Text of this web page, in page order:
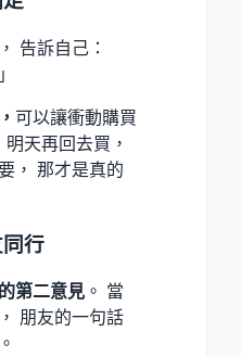
告訴自己：
可以讓衝動購買
天再回去買，
， 那才是真的
行
第二意見 。 當
朋友的一句話